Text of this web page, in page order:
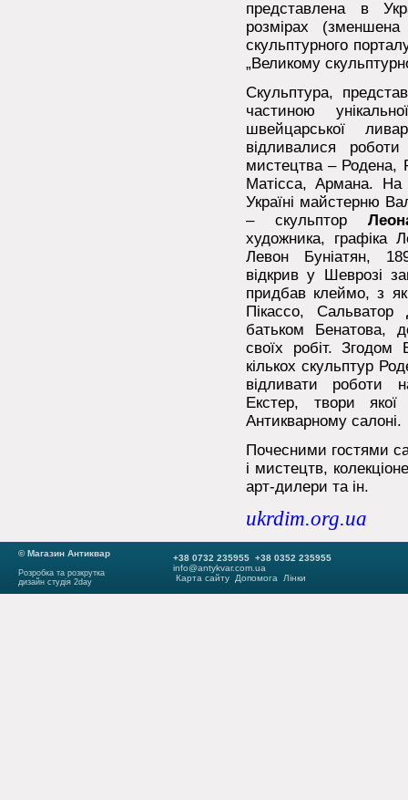
представлена в
розмірах
скульптурного
„Великому
Скульптура,
частиною
швейцарської
відливалися
мистецтва – Родена,
Матісса, Армана. На
Україні майстерню
– скульптор
художника, графіка
Левон Буніатян,
відкрив у Шеврозі
придбав клеймо, з
Пікассо,
батьком Бенатова,
своїх робіт.
кількох скульптур
відливати роботи
Екстер, твори
Антикварному салоні.
Почесними гостями
і мистецтв,
арт-дилери та ін.
ukrdim.org.ua
© Магазин Антиквар
Розробка та розкрутка
дизайн студія 2day
+38 0732 235955 +38 0352 235955
info@antykvar.com.ua
Карта сайту
Допомога Лінки